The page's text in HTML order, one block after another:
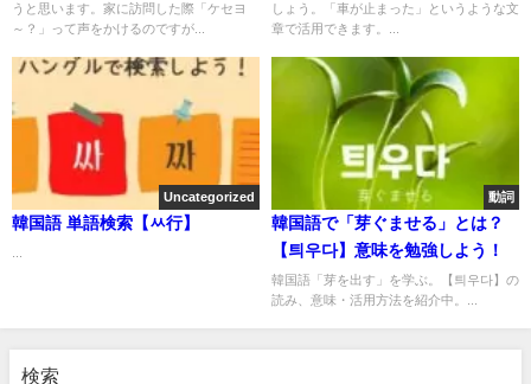
うと思います。家に訪問した際「ケセヨ
～？」って声をかけるのですが...
しょう。「車が止まった」というような文
章で活用できます。...
Uncategorized
韓国語 単語検索【ㅆ行】
動詞
韓国語で「芽ぐませる」とは？
【틔우다】意味を勉強しよう！
韓国語「芽を出す」を学ぶ。【틔우다】の
読み、意味・活用方法を紹介中。...
検索